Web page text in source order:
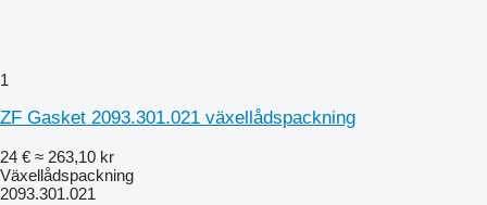
1
ZF Gasket 2093.301.021 växellådspackning
24 € ≈ 263,10 kr
Växellådspackning
2093.301.021